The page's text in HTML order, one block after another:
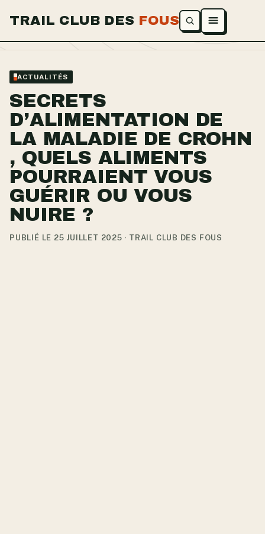
TRAIL CLUB DES FOUS Ouvrir le menu
ACTUALITÉS
SECRETS
D’ALIMENTATION DE
LA MALADIE DE CROHN
, QUELS ALIMENTS
POURRAIENT VOUS
GUÉRIR OU VOUS
NUIRE ?
PUBLIÉ LE 25 JUILLET 2025 · TRAIL CLUB DES FOUS